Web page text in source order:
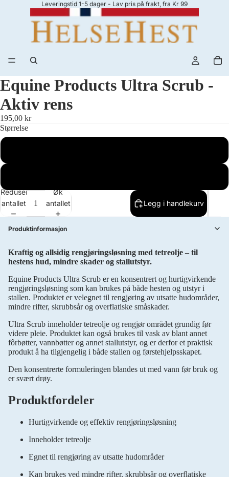
Leveringstid 1-5 dager - Lav pris på frakt, fra Kr 99
Equine Products Ultra Scrub -
Aktiv rens
195,00 kr
Størrelse
Reduser
antallet
Øk
antallet
Legg i handlekurv
Produktinformasjon
Kraftig og allsidig rengjøringsløsning med tetreolje – til
hestens hud, mindre skader og stallutstyr.
Equine Products Ultra Scrub er en konsentrert og hurtigvirkende
rengjøringsløsning som kan brukes på både hesten og utstyr i
stallen. Produktet er velegnet til rengjøring av utsatte hudområder,
mindre rifter, skrubbsår og overflatiske småskader.
Ultra Scrub inneholder tetreolje og rengjør området grundig før
videre pleie. Produktet kan også brukes til vask av blant annet
fôrbøtter, vannbøtter og annet stallutstyr, og er derfor et praktisk
produkt å ha tilgjengelig i både stallen og førstehjelpsskapet.
Den konsentrerte formuleringen blandes ut med vann før bruk og
er svært drøy.
Produktfordeler
Hurtigvirkende og effektiv rengjøringsløsning
Inneholder tetreolje
Egnet til rengjøring av utsatte hudområder
Kan brukes ved mindre rifter, skrubbsår og overflatiske